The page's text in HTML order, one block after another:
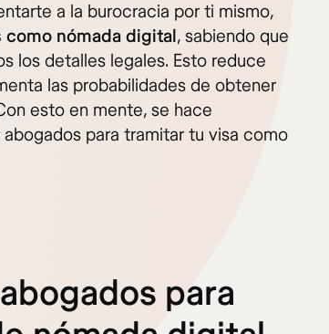
a la burocracia por ti mismo,
nómada digital, sabiendo que
los detalles legales. Esto reduce
las probabilidades de obtener
esto en mente, se hace
para tramitar tu visa como
para